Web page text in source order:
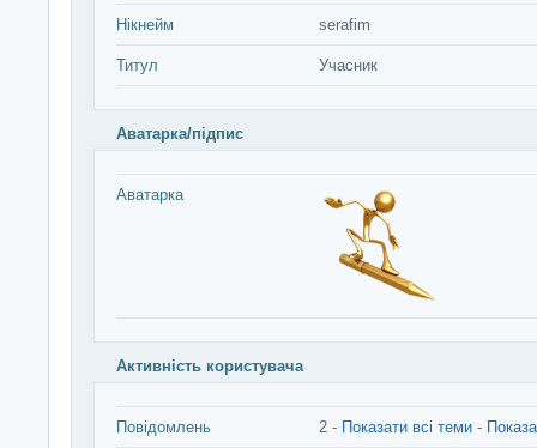
Нікнейм serafim
Титул Учасник
Аватарка/підпис
Аватарка
Активність користувача
Повідомлень 2 - Показати всі теми -